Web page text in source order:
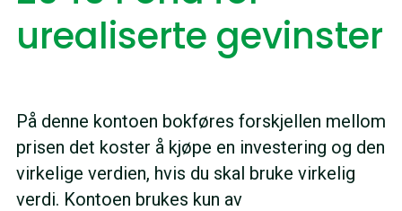
urealiserte gevinster
På denne kontoen bokføres forskjellen mellom
prisen det koster å kjøpe en investering og den
virkelige verdien, hvis du skal bruke virkelig
verdi. Kontoen brukes kun av